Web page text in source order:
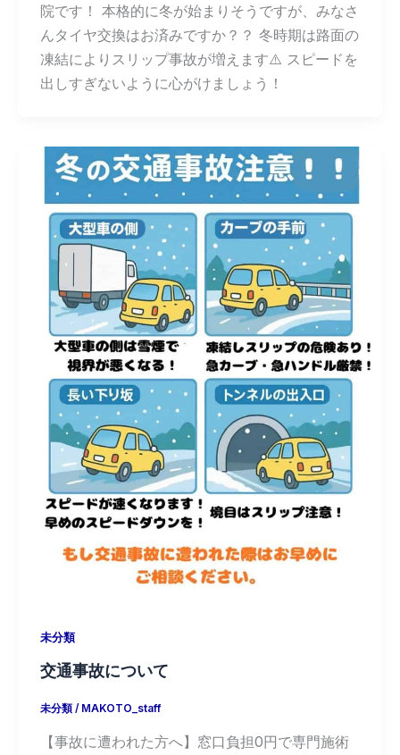
院です！ 本格的に冬が始まりそうですが、みなさ
んタイヤ交換はお済みですか？？ 冬時期は路面の
凍結によりスリップ事故が増えます⚠️ スピードを
出しすぎないように心がけましょう！
未分類
交通事故について
未分類/ MAKOTO_staff
【事故に遭われた方へ】窓口負担0円で専門施術